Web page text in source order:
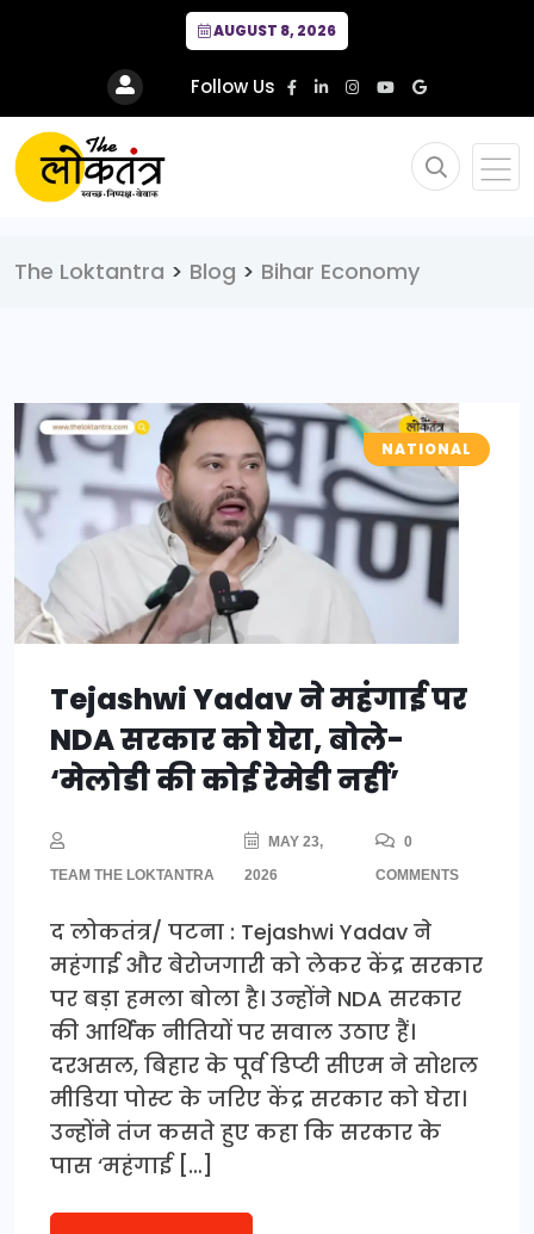
AUGUST 8, 2026
Follow Us
The Loktantra > Blog > Bihar Economy
NATIONAL
Tejashwi Yadav ने महंगाई पर
NDA सरकार को घेरा, बोले-
‘मेलोडी की कोई रेमेडी नहीं’
TEAM THE LOKTANTRA
MAY 23,
2026
0
COMMENTS
द लोकतंत्र/ पटना : Tejashwi Yadav ने
महंगाई और बेरोजगारी को लेकर केंद्र सरकार
पर बड़ा हमला बोला है। उन्होंने NDA सरकार
की आर्थिक नीतियों पर सवाल उठाए हैं।
दरअसल, बिहार के पूर्व डिप्टी सीएम ने सोशल
मीडिया पोस्ट के जरिए केंद्र सरकार को घेरा।
उन्होंने तंज कसते हुए कहा कि सरकार के
पास ‘महंगाई […]